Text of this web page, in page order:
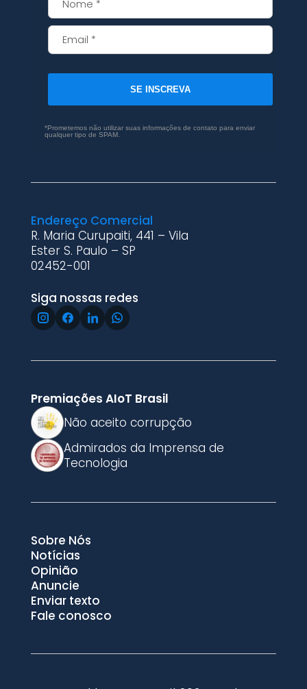
SE INSCREVA
*Prometemos não utilizar suas informações de contato para enviar
qualquer tipo de SPAM.
Endereço Comercial
R. Maria Curupaiti, 441 – Vila
Ester S. Paulo – SP
02452-001
Siga nossas redes
Premiações AIoT Brasil
Não aceito corrupção
Admirados da Imprensa de
Tecnologia
Sobre Nós
Notícias
Opinião
Anuncie
Enviar texto
Fale conosco